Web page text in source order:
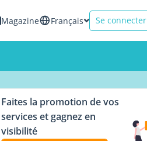
Magazine Français Se connecter
Faites la promotion de vos
services et gagnez en
visibilité